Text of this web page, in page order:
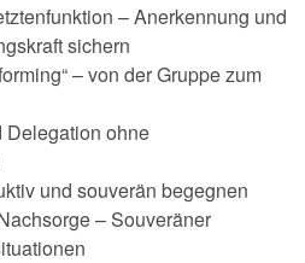
– Anerkennung und
sichern
– von der Gruppe zum
ohne
und souverän begegnen
– Souveräner